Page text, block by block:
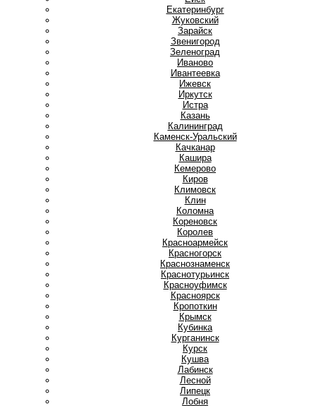
Екатеринбург
Жуковский
Зарайск
Звенигород
Зеленоград
Иваново
Ивантеевка
Ижевск
Иркутск
Истра
Казань
Калининград
Каменск-Уральский
Качканар
Кашира
Кемерово
Киров
Климовск
Клин
Коломна
Кореновск
Королев
Красноармейск
Красногорск
Краснознаменск
Краснотурьинск
Красноуфимск
Красноярск
Кропоткин
Крымск
Кубинка
Курганинск
Курск
Кушва
Лабинск
Лесной
Липецк
Лобня